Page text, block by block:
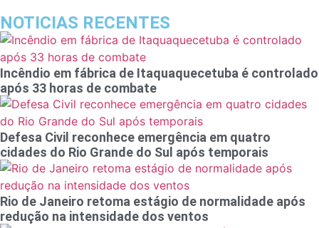
NOTICIAS RECENTES
Incêndio em fábrica de Itaquaquecetuba é controlado
após 33 horas de combate
Defesa Civil reconhece emergência em quatro
cidades do Rio Grande do Sul após temporais
Rio de Janeiro retoma estágio de normalidade após
redução na intensidade dos ventos